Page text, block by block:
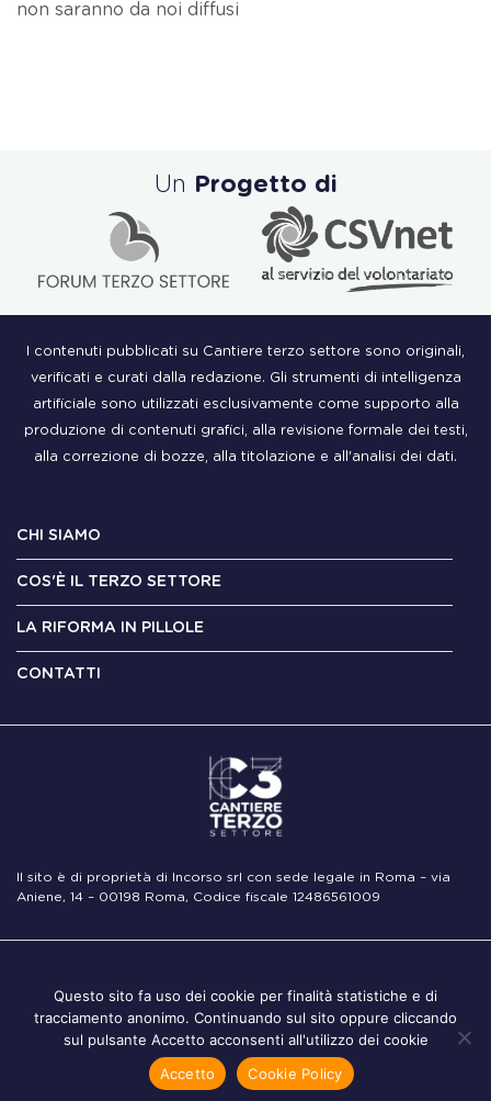
non saranno da noi diffusi
Un Progetto di
I contenuti pubblicati su Cantiere terzo settore sono originali,
verificati e curati dalla redazione. Gli strumenti di intelligenza
artificiale sono utilizzati esclusivamente come supporto alla
produzione di contenuti grafici, alla revisione formale dei testi,
alla correzione di bozze, alla titolazione e all'analisi dei dati.
CHI SIAMO
COS'È IL TERZO SETTORE
LA RIFORMA IN PILLOLE
CONTATTI
Il sito è di proprietà di Incorso srl con sede legale in Roma – via
Aniene, 14 – 00198 Roma, Codice fiscale 12486561009
Questo sito fa uso dei cookie per finalità statistiche e di
tracciamento anonimo. Continuando sul sito oppure cliccando
sul pulsante Accetto acconsenti all'utilizzo dei cookie
Accetto
Cookie Policy